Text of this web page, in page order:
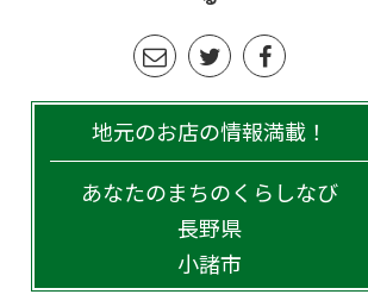
地元のお店の情報満載！
あなたのまちのくらしなび
長野県
小諸市